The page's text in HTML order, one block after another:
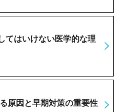
てはいけない医学的な理
原因と早期対策の重要性